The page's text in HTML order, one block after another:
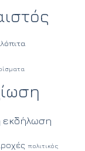
εκδήλωση
πολιτικός